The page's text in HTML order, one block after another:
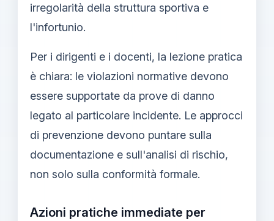
irregolarità della struttura sportiva e
l'infortunio.
Per i dirigenti e i docenti, la lezione pratica
è chiara: le violazioni normative devono
essere supportate da prove di danno
legato al particolare incidente. Le approcci
di prevenzione devono puntare sulla
documentazione e sull'analisi di rischio,
non solo sulla conformità formale.
Azioni pratiche immediate per